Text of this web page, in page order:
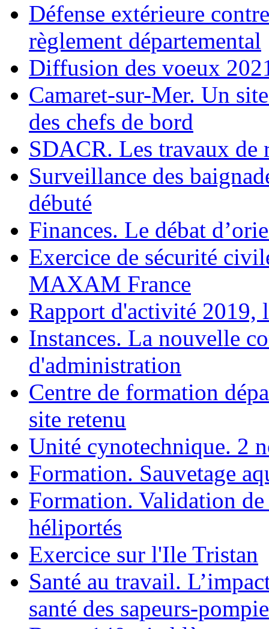
Défense extérieure
règlement départemental
Diffusion des voeux
Camaret-sur-Mer. Un
des chefs de bord
SDACR. Les travaux de
Surveillance des
débuté
Finances. Le débat
Exercice de sécurité
MAXAM France
Rapport d'activité 2019,
Instances. La nouvelle
d'administration
Centre de formation
site retenu
Unité cynotechnique. 2
Formation. Sauvetage
Formation. Validation de
héliportés
Exercice sur l'Ile Tristan
Santé au travail.
santé des sapeurs-